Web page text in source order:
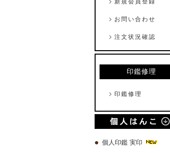
新規会員登録
お問い合わせ
注文状況確認
印鑑修理
印鑑修理
個人印鑑 実印